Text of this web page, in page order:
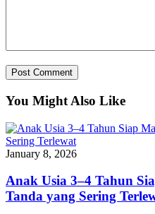
You Might Also Like
January 8, 2026
Anak Usia 3–4 Tahun
Tanda yang Sering